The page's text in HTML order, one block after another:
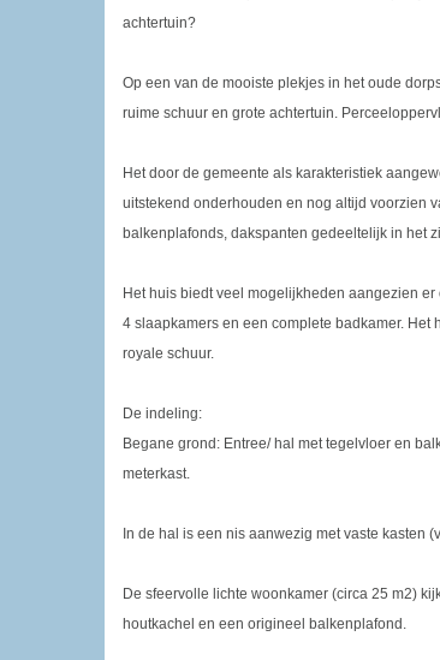
achtertuin?
Op een van de mooiste plekjes in het oude
ruime schuur en grote achtertuin.
Het door de gemeente als karakteristiek
uitstekend onderhouden en nog altijd voorzien
balkenplafonds, dakspanten gedeeltelijk in het
Het huis biedt veel mogelijkheden aangezien
4 slaapkamers en een complete badkamer.
royale schuur.
De indeling:
Begane grond: Entree/ hal met tegelvloer en
meterkast.
In de hal is een nis aanwezig met vaste kasten
De sfeervolle lichte woonkamer (circa 25 m2)
houtkachel en een origineel balkenplafond.